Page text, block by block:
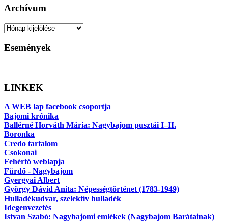
Archívum
Archívum
Események
LINKEK
A WEB lap facebook csoportja
Bajomi krónika
Ballérné Horváth Mária: Nagybajom pusztái I–II.
Boronka
Credo tartalom
Csokonai
Fehértó weblapja
Fürdő - Nagybajom
Gyergyai Albert
György Dávid Anita: Népességtörténet (1783-1949)
Hulladékudvar, szelektív hulladék
Idegenvezetés
Istvan Szabó: Nagybajomi emlékek (Nagybajom Barátainak)